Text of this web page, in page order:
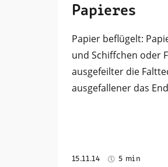
Papieres
Papier beflügelt:
und Schiffchen oder
ausgefeilter die
ausgefallener das
15.11.14 5 min